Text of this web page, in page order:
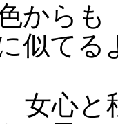
から
似て
女心